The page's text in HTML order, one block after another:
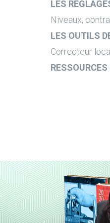
LES
Niveaux,
LES OUTILS
Correcteur